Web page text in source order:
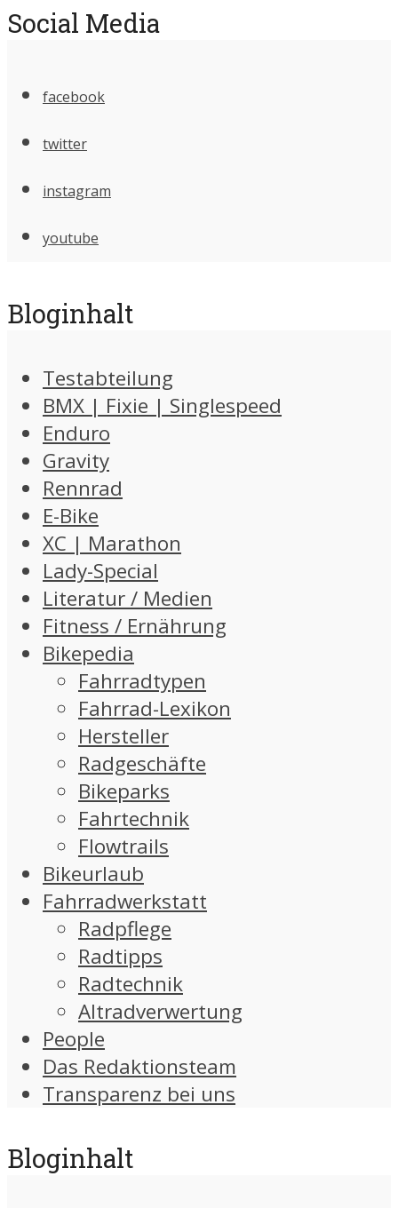
Social Media
facebook
twitter
instagram
youtube
Bloginhalt
Testabteilung
BMX | Fixie | Singlespeed
Enduro
Gravity
Rennrad
E-Bike
XC | Marathon
Lady-Special
Literatur / Medien
Fitness / Ernährung
Bikepedia
Fahrradtypen
Fahrrad-Lexikon
Hersteller
Radgeschäfte
Bikeparks
Fahrtechnik
Flowtrails
Bikeurlaub
Fahrradwerkstatt
Radpflege
Radtipps
Radtechnik
Altradverwertung
People
Das Redaktionsteam
Transparenz bei uns
Bloginhalt